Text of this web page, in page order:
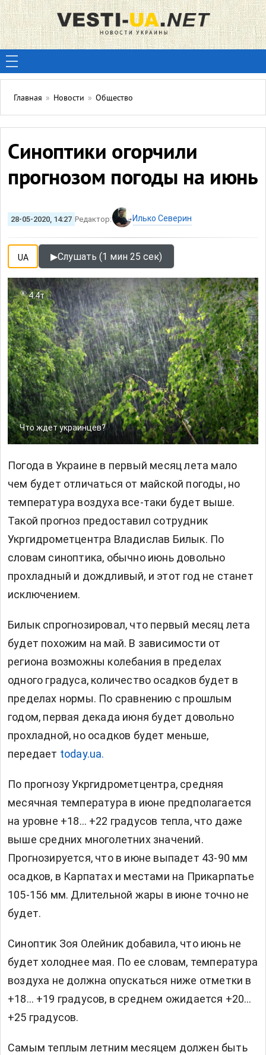
Главная » Новости » Общество
Синоптики огорчили
прогнозом погоды на июнь
28-05-2020, 14:27 Редактор: Илько Северин
UA ▶Слушать (1 мин 25 сек)
Что ждет украинцев?
4.4т
Погода в Украине в первый месяц лета мало
чем будет отличаться от майской погоды, но
температура воздуха все-таки будет выше.
Такой прогноз предоставил сотрудник
Укргидрометцентра Владислав Билык. По
словам синоптика, обычно июнь довольно
прохладный и дождливый, и этот год не станет
исключением.
Билык спрогнозировал, что первый месяц лета
будет похожим на май. В зависимости от
региона возможны колебания в пределах
одного градуса, количество осадков будет в
пределах нормы. По сравнению с прошлым
годом, первая декада июня будет довольно
прохладной, но осадков будет меньше,
передает today.ua.
По прогнозу Укргидрометцентра, средняя
месячная температура в июне предполагается
на уровне +18… +22 градусов тепла, что даже
выше средних многолетних значений.
Прогнозируется, что в июне выпадет 43-90 мм
осадков, в Карпатах и местами на Прикарпатье
105-156 мм. Длительной жары в июне точно не
будет.
Синоптик Зоя Олейник добавила, что июнь не
будет холоднее мая. По ее словам, температура
воздуха не должна опускаться ниже отметки в
+18… +19 градусов, в среднем ожидается +20…
+25 градусов.
Самым теплым летним месяцем должен быть